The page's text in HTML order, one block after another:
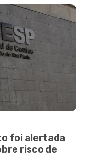
foi alertada
risco de